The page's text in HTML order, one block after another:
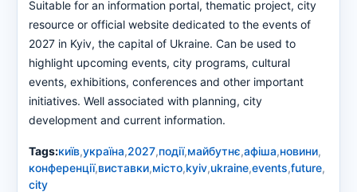
Suitable for an information portal, thematic project, city
resource or official website dedicated to the events of
2027 in Kyiv, the capital of Ukraine. Can be used to
highlight upcoming events, city programs, cultural
events, exhibitions, conferences and other important
initiatives. Well associated with planning, city
development and current information.
Tags:київ,україна,2027,події,майбутнє,афіша,новини,
конференції,виставки,місто,kyiv,ukraine,events,future,
city